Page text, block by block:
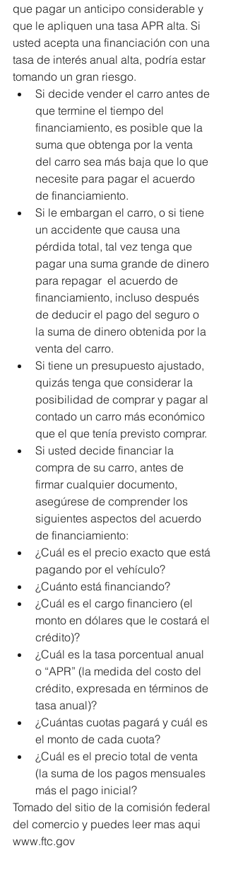
que pagar un anticipo considerable y
que le apliquen una tasa APR alta. Si
usted acepta una financiación con una
tasa de interés anual alta, podría estar
tomando un gran riesgo.
Si decide vender el carro antes de
que termine el tiempo del
financiamiento, es posible que la
suma que obtenga por la venta
del carro sea más baja que lo que
necesite para pagar el acuerdo
de financiamiento.
Si le embargan el carro, o si tiene
un accidente que causa una
pérdida total, tal vez tenga que
pagar una suma grande de dinero
para repagar  el acuerdo de
financiamiento, incluso después
de deducir el pago del seguro o
la suma de dinero obtenida por la
venta del carro.
Si tiene un presupuesto ajustado,
quizás tenga que considerar la
posibilidad de comprar y pagar al
contado un carro más económico
que el que tenía previsto comprar.
Si usted decide financiar la
compra de su carro, antes de
firmar cualquier documento,
asegúrese de comprender los
siguientes aspectos del acuerdo
de financiamiento:
¿Cuál es el precio exacto que está
pagando por el vehículo?
¿Cuánto está financiando?
¿Cuál es el cargo financiero (el
monto en dólares que le costará el
crédito)?
¿Cuál es la tasa porcentual anual
o “APR” (la medida del costo del
crédito, expresada en términos de
tasa anual)?
¿Cuántas cuotas pagará y cuál es
el monto de cada cuota?
¿Cuál es el precio total de venta
(la suma de los pagos mensuales
más el pago inicial?
Tomado del sitio de la comisión federal
del comercio y puedes leer mas aqui
www.ftc.gov